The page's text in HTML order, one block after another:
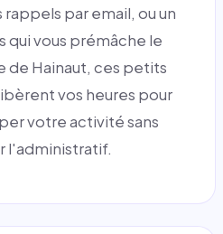
par email, ou un
qui vous prémâche le
de Hainaut, ces petits
vos heures pour
votre activité sans
l'administratif.